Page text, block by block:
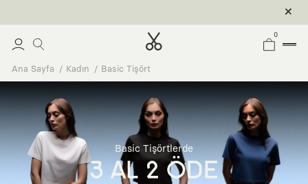
0
Ana Sayfa Kadın Basic Tişört
Basic Tişörtlerde
3 AL 2 ÖDE